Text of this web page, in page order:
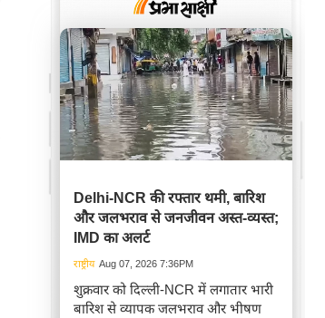
Delhi-NCR की रफ्तार थमी, बारिश
और जलभराव से जनजीवन अस्त-व्यस्त;
IMD का अलर्ट
राष्ट्रीय Aug 07, 2026 7:36PM
शुक्रवार को दिल्ली-NCR में लगातार भारी
बारिश से व्यापक जलभराव और भीषण